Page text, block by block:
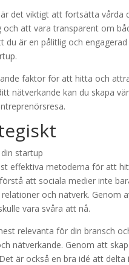
det viktigt att fortsätta vårda
att vara transparent om
är en pålitlig och
faktor för att hitta och
nätverkande kan du skapa
effektiva metoderna för att
att sociala medier inte
och nätverk. Genom
vara svåra att nå.
relevanta för din bransch
nätverkande. Genom att
är också en bra idé att delta